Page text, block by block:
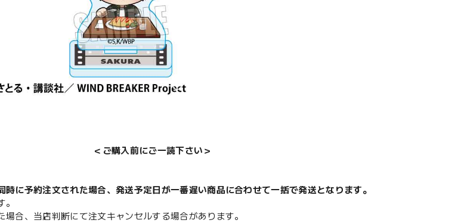
＜ご購入前にご一読下さい＞
時に予約注文された場合、発送予定日が一番遅い商品に合わせて一括で発送となります。
場合、当店判断にて注文キャンセルする場合があります。